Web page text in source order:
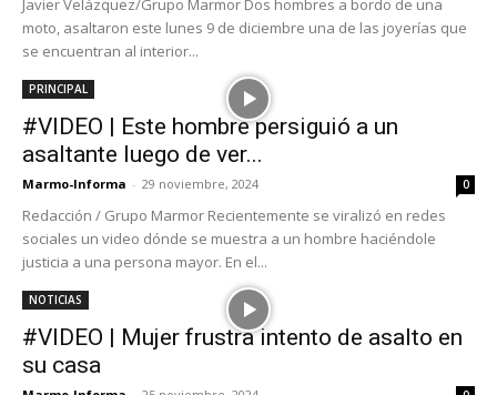
Javier Velázquez/Grupo Marmor Dos hombres a bordo de una
moto, asaltaron este lunes 9 de diciembre una de las joyerías que
se encuentran al interior...
PRINCIPAL
#VIDEO | Este hombre persiguió a un
asaltante luego de ver...
Marmo-Informa - 29 noviembre, 2024 0
Redacción / Grupo Marmor Recientemente se viralizó en redes
sociales un video dónde se muestra a un hombre haciéndole
justicia a una persona mayor. En el...
NOTICIAS
#VIDEO | Mujer frustra intento de asalto en
su casa